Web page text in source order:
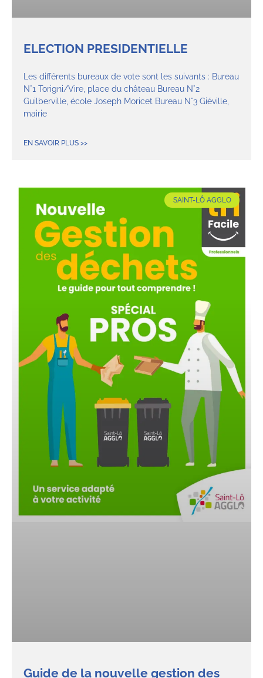
ELECTION PRESIDENTIELLE
Les différents bureaux de vote sont les suivants : Bureau
N°1 Torigni/Vire, place du château Bureau N°2
Guilberville, école Joseph Moricet Bureau N°3 Giéville,
mairie
EN SAVOIR PLUS >>
SAINT-LÔ AGGLO
Guide de la nouvelle gestion des